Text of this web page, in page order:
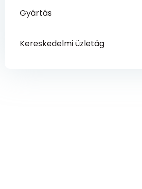
Gyártás
Kereskedelmi üzletág